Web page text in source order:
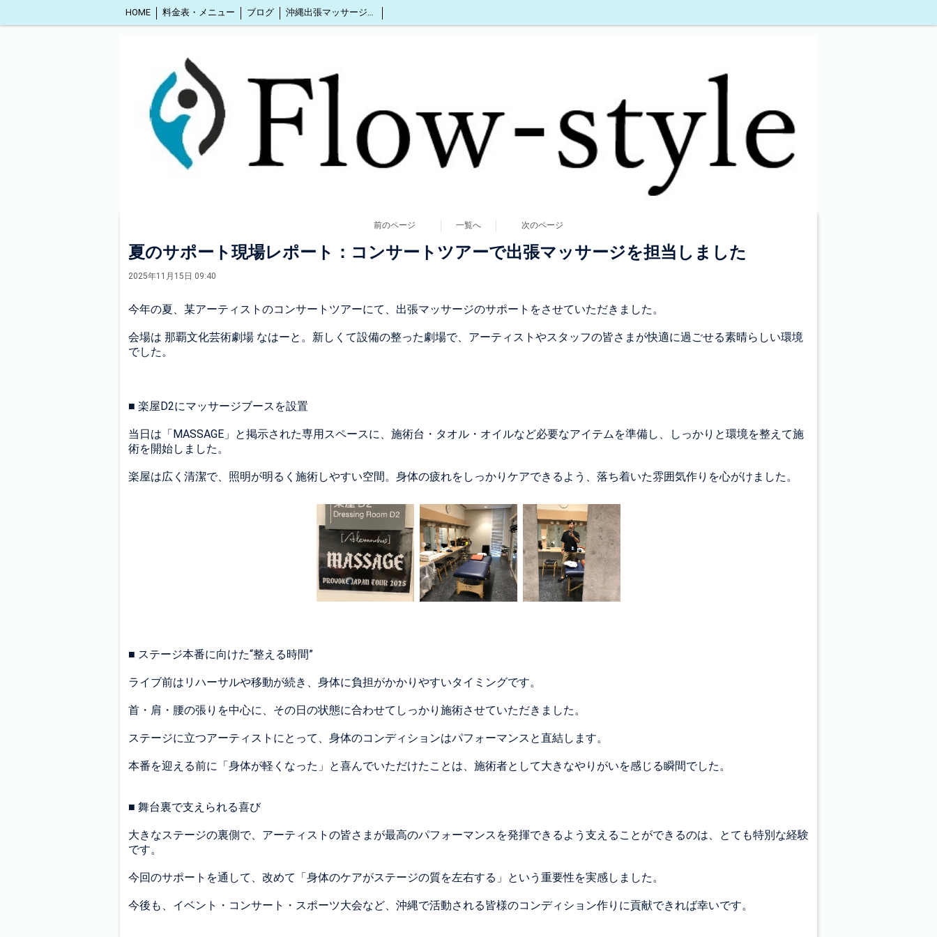
HOME 料金表・メニュー ブログ 沖縄出張マッサージ2人同時OK
前のページ 一覧へ 次のページ
夏のサポート現場レポート：コンサートツアーで出張マッサージを担当しました
2025年11月15日 09:40
今年の夏、某アーティストのコンサートツアーにて、出張マッサージのサポートをさせていただきました。
会場は 那覇文化芸術劇場 なはーと。新しくて設備の整った劇場で、アーティストやスタッフの皆さまが快適に過ごせる素晴らしい環境
でした。
■ 楽屋D2にマッサージブースを設置
当日は「MASSAGE」と掲示された専用スペースに、施術台・タオル・オイルなど必要なアイテムを準備し、しっかりと環境を整えて施
術を開始しました。
楽屋は広く清潔で、照明が明るく施術しやすい空間。身体の疲れをしっかりケアできるよう、落ち着いた雰囲気作りを心がけました。
■ ステージ本番に向けた“整える時間”
ライブ前はリハーサルや移動が続き、身体に負担がかかりやすいタイミングです。
首・肩・腰の張りを中心に、その日の状態に合わせてしっかり施術させていただきました。
ステージに立つアーティストにとって、身体のコンディションはパフォーマンスと直結します。
本番を迎える前に「身体が軽くなった」と喜んでいただけたことは、施術者として大きなやりがいを感じる瞬間でした。
■ 舞台裏で支えられる喜び
大きなステージの裏側で、アーティストの皆さまが最高のパフォーマンスを発揮できるよう支えることができるのは、とても特別な経験
です。
今回のサポートを通して、改めて「身体のケアがステージの質を左右する」という重要性を実感しました。
今後も、イベント・コンサート・スポーツ大会など、沖縄で活動される皆様のコンディション作りに貢献できれば幸いです。